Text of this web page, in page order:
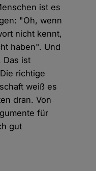
ist es
"Oh, wenn
nicht kennt,
haben". Und
Das ist
richtige
weiß es
dran. Von
für
gut